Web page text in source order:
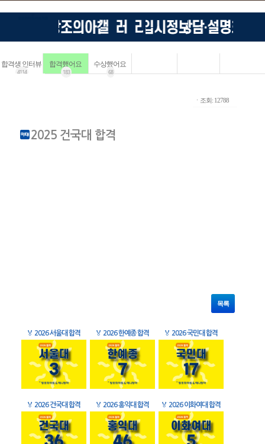
합격생 인터뷰
4114
합격했어요
183
수상했어요
68
ㆍ조회: 12788
2025 건국대 합격
목록
🏅 2026 서울대 합격 🏅 2026 한예종 합격 🏅 2026 국민대 합격
🏅 2026 건국대 합격 🏅 2026 홍익대 합격 🏅 2026 이화여대 합격